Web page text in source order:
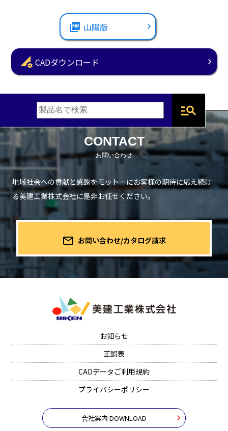
picture_as_pdf 山陽版
perm_data_setting CADダウンロード
manage_search
CONTACT
地域社会への貢献と感謝をモットーにお客様の期待に応え続け
る美建工業株式会社に是非お任せください。
mail_outline お問い合わせ/カタログ請求
お知らせ
正誤表
CADデータご利用規約
プライバシーポリシー
会社案内 DOWNLOAD